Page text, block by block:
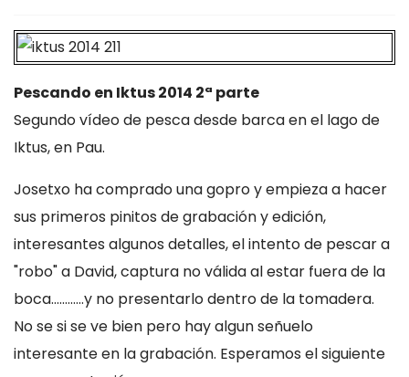
Pescando en Iktus 2014 2ª parte
Segundo vídeo de pesca desde barca en el lago de
Iktus, en Pau.
Josetxo ha comprado una gopro y empieza a hacer
sus primeros pinitos de grabación y edición,
interesantes algunos detalles, el intento de pescar a
"robo" a David, captura no válida al estar fuera de la
boca............y no presentarlo dentro de la tomadera.
No se si se ve bien pero hay algun señuelo
interesante en la grabación. Esperamos el siguiente